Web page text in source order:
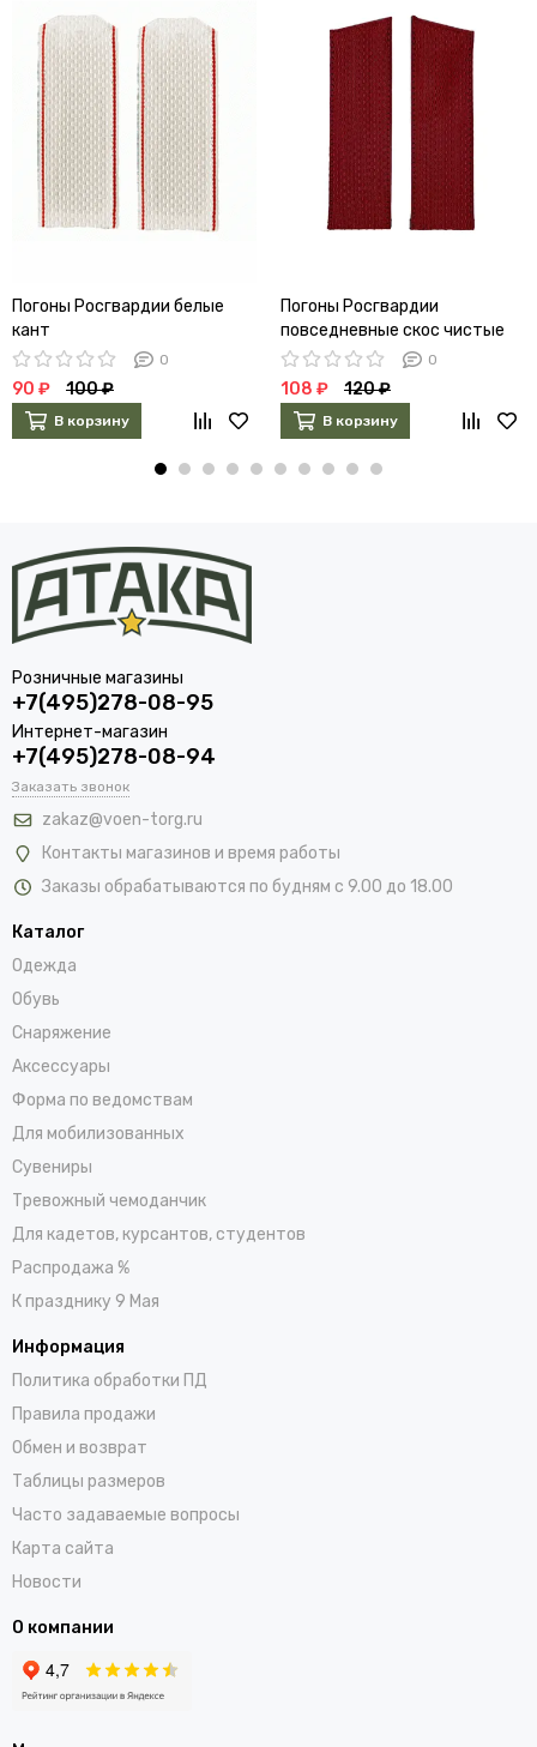
Погоны Росгвардии белые
кант
0
90 ₽ 100 ₽
В корзину
Погоны Росгвардии
повседневные скос чистые
0
108 ₽ 120 ₽
В корзину
Розничные магазины
+7(495)278-08-95
Интернет-магазин
+7(495)278-08-94
Заказать звонок
zakaz@voen-torg.ru
Контакты магазинов и время работы
Заказы обрабатываются по будням с 9.00 до 18.00
Каталог
Одежда
Обувь
Снаряжение
Аксессуары
Форма по ведомствам
Для мобилизованных
Сувениры
Тревожный чемоданчик
Для кадетов, курсантов, студентов
Распродажа %
К празднику 9 Мая
Информация
Политика обработки ПД
Правила продажи
Обмен и возврат
Таблицы размеров
Часто задаваемые вопросы
Карта сайта
Новости
О компании